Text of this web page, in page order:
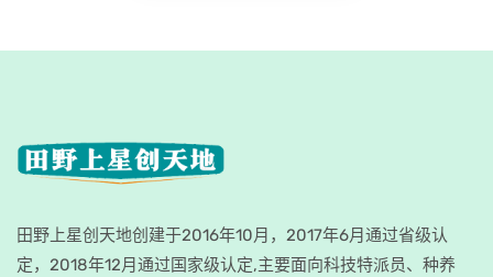
田野上星创天地创建于2016年10月，2017年6月通过省级认
定，2018年12月通过国家级认定,主要面向科技特派员、种养